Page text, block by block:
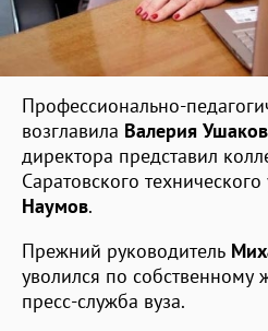
Профессионально-
возглавила Валерия
директора представил
Саратовского технического
Наумов.
Прежний руководитель
уволился по собственному
пресс-служба вуза.